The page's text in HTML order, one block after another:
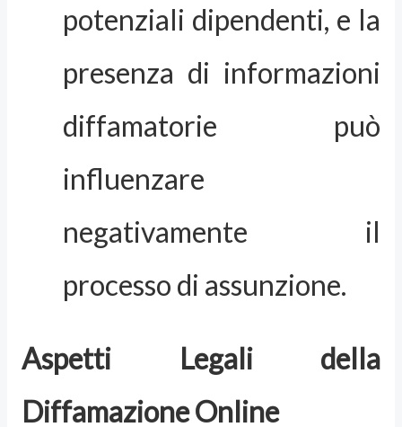
potenziali dipendenti, e la
presenza di informazioni
diffamatorie può
influenzare
negativamente il
processo di assunzione.
Aspetti Legali della
Diffamazione Online